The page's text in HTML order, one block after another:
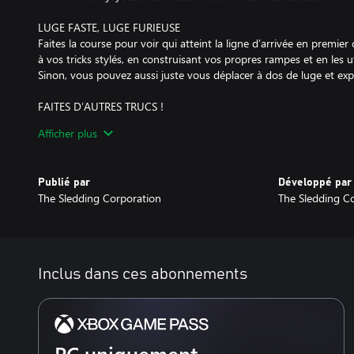
LUGE FASTE, LUGE FURIEUSE
Faites la course pour voir qui atteint la ligne d’arrivée en
à vos tricks stylés, en construisant vos propres rampes et en les
Sinon, vous pouvez aussi juste vous déplacer à dos de luge et
FAITES D’AUTRES TRUCS !
jeux, comme faire des batailles de boules de neige ou des
UN PUR LOOK, ÇA VOUS DIT ?
FAITES-VOUS SAVATER PAR UN YÉTI
Ce n’est PAS une blague, si vous passez trop de temps à faire
littéralement vous remettre dans le droit chemin... en vous
REJOIGNEZ DE VÉRITABLES FANAS DE LUGE
Afficher plus
Publié par
The Sledding Corporation
Développé par
The Sledding
Inclus dans ces abonnements